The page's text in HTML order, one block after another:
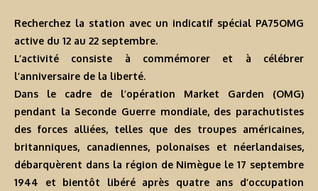
Recherchez la station avec un indicatif spécial PA75OMG
active du 12 au 22 septembre.
L’activité consiste à commémorer et à célébrer
l’anniversaire de la liberté.
Dans le cadre de l’opération Market Garden (OMG)
pendant la Seconde Guerre mondiale, des parachutistes
des forces alliées, telles que des troupes américaines,
britanniques, canadiennes, polonaises et néerlandaises,
débarquèrent dans la région de Nimègue le 17 septembre
1944 et bientôt libéré après quatre ans d’occupation